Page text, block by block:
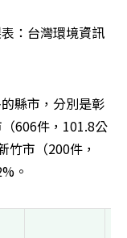
：台灣環境資訊
縣市，分別是彰
606件，101.8公
竹市（200件，
。